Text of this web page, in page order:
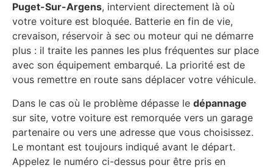
Puget-Sur-Argens, intervient directement là où
votre voiture est bloquée. Batterie en fin de vie,
crevaison, réservoir à sec ou moteur qui ne démarre
plus : il traite les pannes les plus fréquentes sur place
avec son équipement embarqué. La priorité est de
vous remettre en route sans déplacer votre véhicule.
Dans le cas où le problème dépasse le dépannage
sur site, votre voiture est remorquée vers un garage
partenaire ou vers une adresse que vous choisissez.
Le montant est toujours indiqué avant le départ.
Appelez le numéro ci-dessus pour être pris en